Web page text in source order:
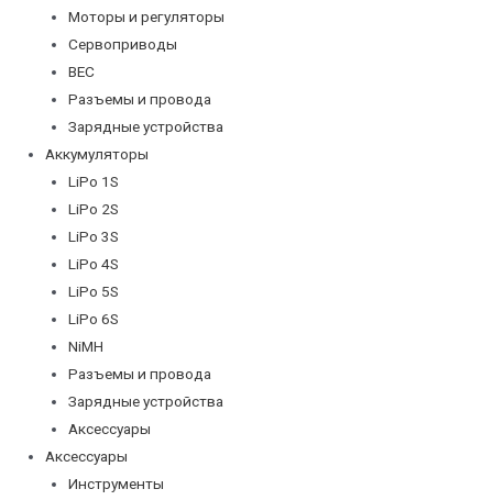
Моторы и регуляторы
Сервоприводы
BEC
Разъемы и провода
Зарядные устройства
Аккумуляторы
LiPo 1S
LiPo 2S
LiPo 3S
LiPo 4S
LiPo 5S
LiPo 6S
NiMH
Разъемы и провода
Зарядные устройства
Аксессуары
Аксессуары
Инструменты